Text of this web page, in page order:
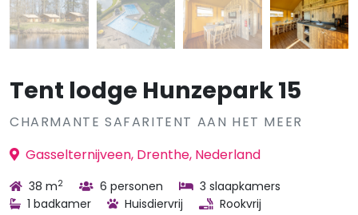
Tent lodge Hunzepark 15
CHARMANTE SAFARITENT AAN HET MEER
Gasselternijveen, Drenthe, Nederland
38 m2 6 personen
3 slaapkamers
1 badkamer
Huisdiervrij Rookvrij